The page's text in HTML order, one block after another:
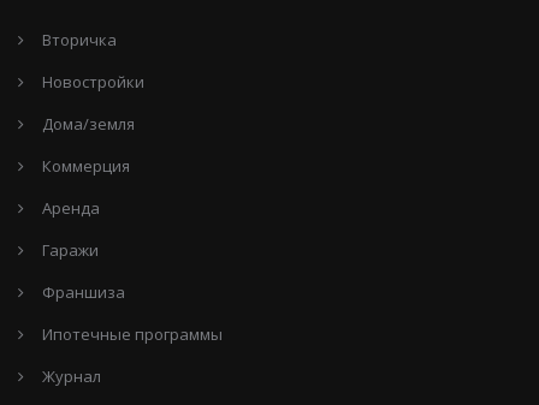
Вторичка
Новостройки
Дома/земля
Коммерция
Аренда
Гаражи
Франшиза
Ипотечные программы
Журнал